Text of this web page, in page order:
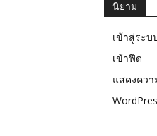
นิยาม
เข้าสู่ระบ
เข้าฟีด
แสดงคว